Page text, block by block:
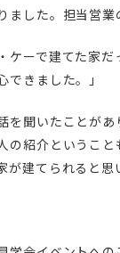
ました。担当営
ケーで建てた家
できました。」
を聞いたことが
の紹介というこ
が建てられると思